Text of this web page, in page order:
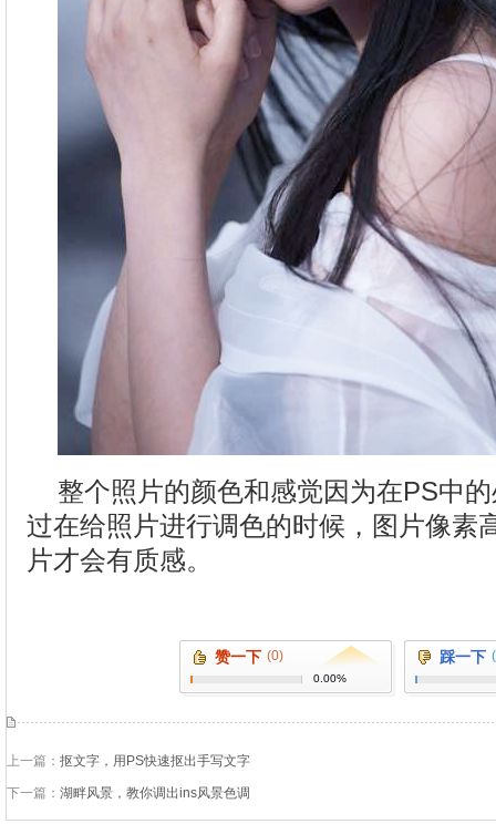
整个照片的颜色和感觉因为在PS中
过在给照片进行调色的时候，图片像素
片才会有质感。
赞一下 (0)
0.00%
踩一下
上一篇： 抠文字，用PS快速抠出手写文字
下一篇： 湖畔风景，教你调出ins风景色调